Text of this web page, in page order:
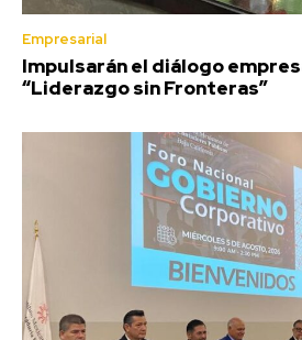
Empresarial
Impulsarán el diálogo
“Liderazgo sin Fronteras”